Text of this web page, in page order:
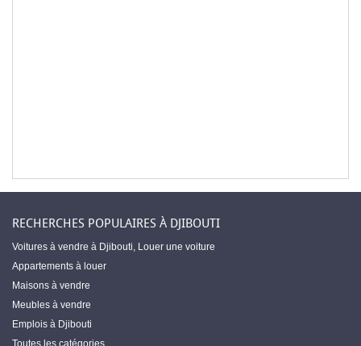
RECHERCHES POPULAIRES À DJIBOUTI
Voitures à vendre à Djibouti, Louer une voiture
Appartements à louer
Maisons à vendre
Meubles à vendre
Emplois à Djibouti
Toutes les catégories